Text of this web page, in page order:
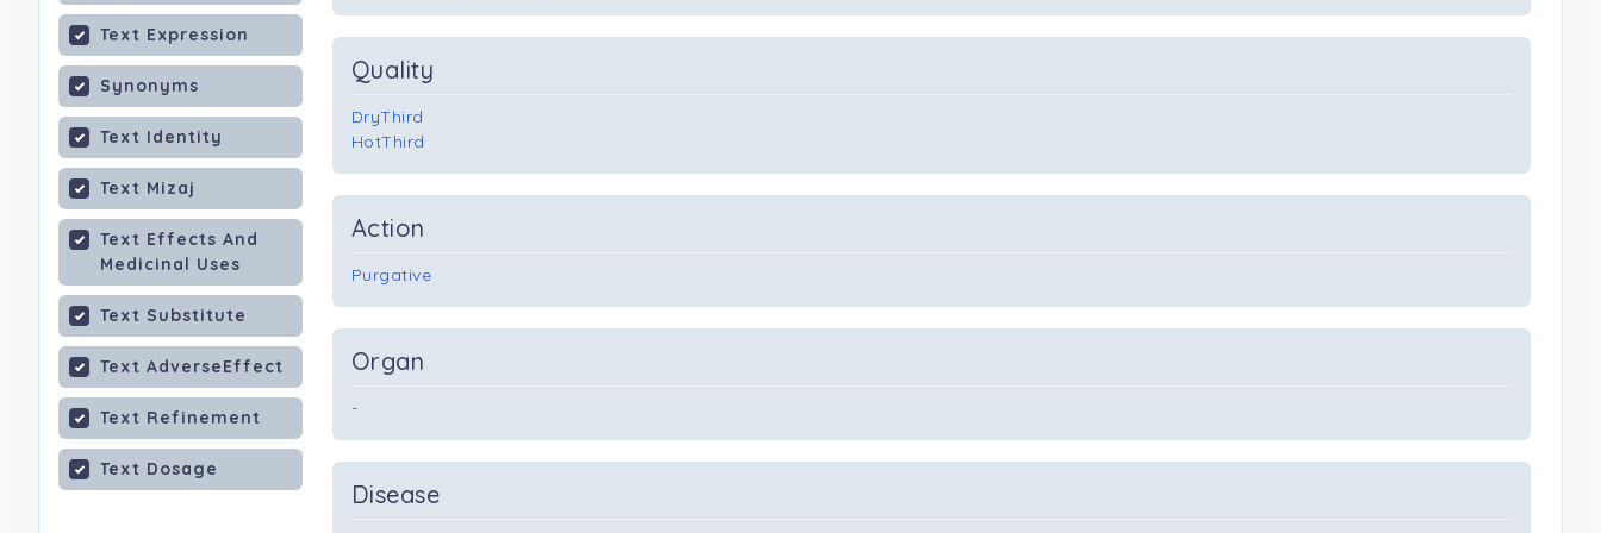
Text Expression
Synonyms
Text Identity
Text Mizaj
Text Effects And
Medicinal Uses
Text Substitute
Text AdverseEffect
Text Refinement
Text Dosage
Quality
DryThird
HotThird
Action
Purgative
Organ
-
Disease